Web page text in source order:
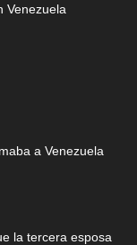
Venezuela
a Venezuela
la tercera esposa